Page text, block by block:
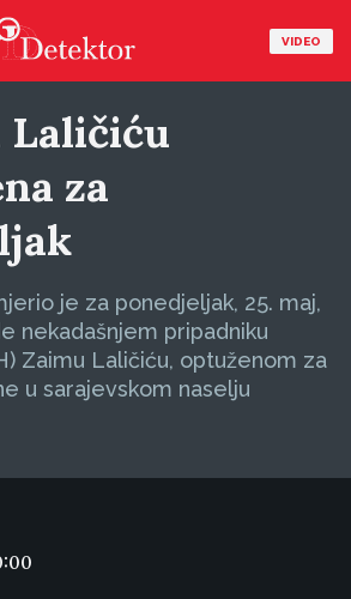
VIDEO
Laličiću
za
je za ponedjeljak, 25. maj,
nekadašnjem pripadniku
Zaimu Laličiću, optuženom za
u sarajevskom naselju